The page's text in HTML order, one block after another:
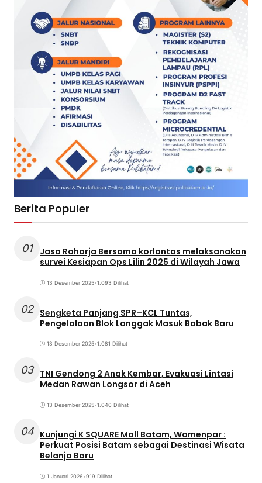
Berita Populer
01
Jasa Raharja Bersama korlantas melaksanakan
survei Kesiapan Ops Lilin 2025 di Wilayah Jawa
13 Desember 2025•1.093 Dilihat
02 Sengketa Panjang SPR–KCL Tuntas,
Pengelolaan Blok Langgak Masuk Babak Baru
13 Desember 2025•1.081 Dilihat
03 TNI Gendong 2 Anak Kembar, Evakuasi Lintasi
Medan Rawan Longsor di Aceh
13 Desember 2025•1.040 Dilihat
04 Kunjungi K SQUARE Mall Batam, Wamenpar :
Perkuat Posisi Batam sebagai Destinasi Wisata
Belanja Baru
1 Januari 2026•919 Dilihat